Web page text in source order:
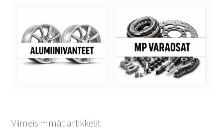
Viimeisimmät artikkelit